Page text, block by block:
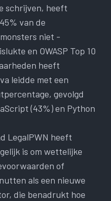
schrijven, heeft
van de
niet -
en OWASP Top 10
heeft
leidde met een
gevolgd
(43%) en Python
LegalPWN heeft
is om wettelijke
of
als een nieuwe
die benadrukt hoe